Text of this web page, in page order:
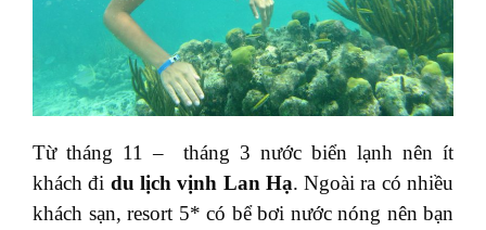
Từ tháng 11 – tháng 3 nước biển lạnh nên ít
khách đi du lịch vịnh Lan Hạ. Ngoài ra có nhiều
khách sạn, resort 5* có bể bơi nước nóng nên bạn